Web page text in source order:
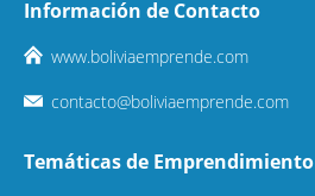
Información de Contacto
www.boliviaemprende.com
contacto@boliviaemprende.com
Temáticas de Emprendimiento